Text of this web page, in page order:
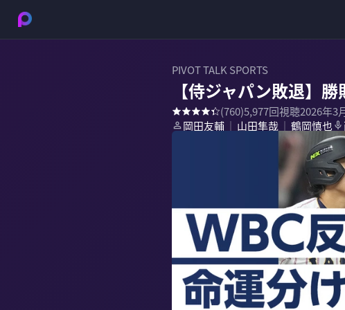
PIVOT TALK SPORTS
【侍ジャパン敗退】
(760)5,977回視聴2026年3
岡田友輔 ｜ 山田隼哉 ｜ 鶴岡慎也